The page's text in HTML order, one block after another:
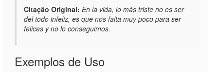
Citação Original: En la vida, lo más triste no es ser
del todo infeliz, es que nos falta muy poco para ser
felices y no lo conseguimos.
Exemplos de Uso